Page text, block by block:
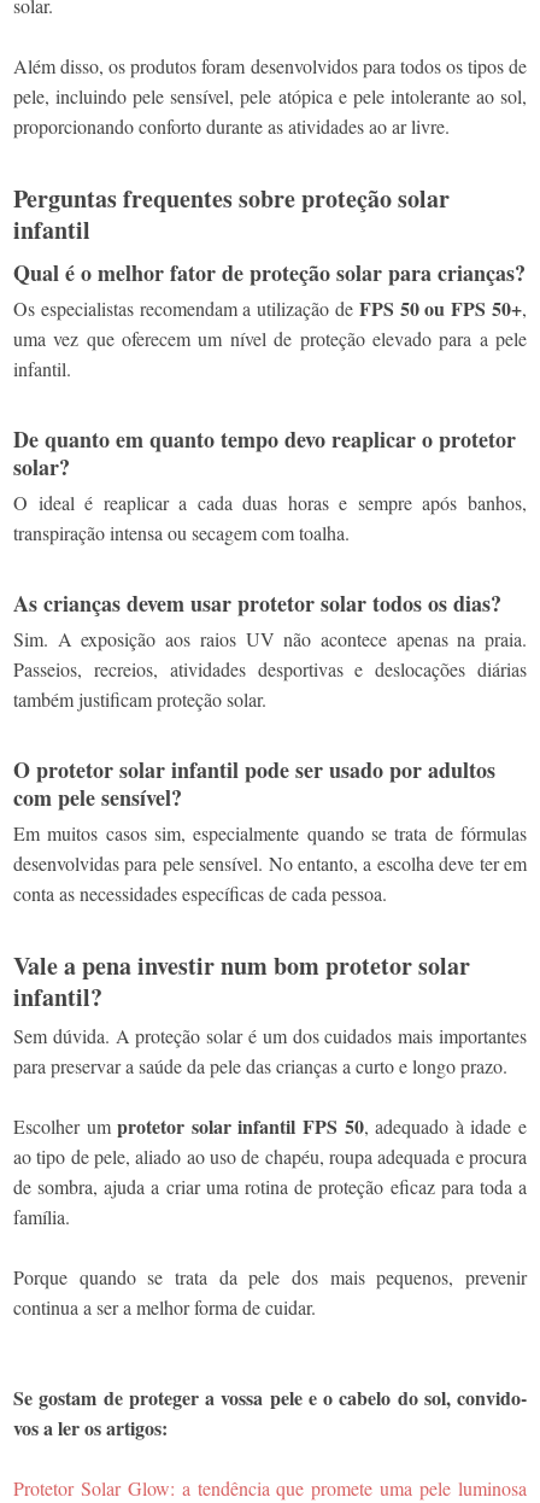
solar.
Além disso, os produtos foram desenvolvidos para todos os tipos de
pele, incluindo pele sensível, pele atópica e pele intolerante ao sol,
proporcionando conforto durante as atividades ao ar livre.
Perguntas frequentes sobre proteção solar
infantil
Qual é o melhor fator de proteção solar para crianças?
Os especialistas recomendam a utilização de FPS 50 ou FPS 50+,
uma vez que oferecem um nível de proteção elevado para a pele
infantil.
De quanto em quanto tempo devo reaplicar o protetor
solar?
O ideal é reaplicar a cada duas horas e sempre após banhos,
transpiração intensa ou secagem com toalha.
As crianças devem usar protetor solar todos os dias?
Sim. A exposição aos raios UV não acontece apenas na praia.
Passeios, recreios, atividades desportivas e deslocações diárias
também justificam proteção solar.
O protetor solar infantil pode ser usado por adultos
com pele sensível?
Em muitos casos sim, especialmente quando se trata de fórmulas
desenvolvidas para pele sensível. No entanto, a escolha deve ter em
conta as necessidades específicas de cada pessoa.
Vale a pena investir num bom protetor solar
infantil?
Sem dúvida. A proteção solar é um dos cuidados mais importantes
para preservar a saúde da pele das crianças a curto e longo prazo.
Escolher umprotetor solar infantil FPS 50, adequado à idade e
ao tipo de pele, aliado ao uso de chapéu, roupa adequada e procura
de sombra, ajuda a criar uma rotina de proteção eficaz para toda a
família.
Porque quando se trata da pele dos mais pequenos, prevenir
continua a ser a melhor forma de cuidar.
Se gostam de proteger a vossa pele e o cabelo do sol, convido-
vos a ler os artigos:
Protetor Solar Glow: a tendência que promete uma pele luminosa